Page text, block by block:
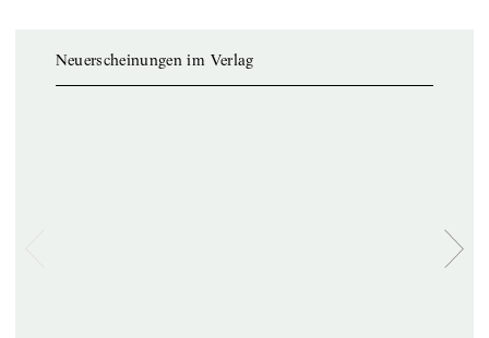
Neuerscheinungen im Verlag